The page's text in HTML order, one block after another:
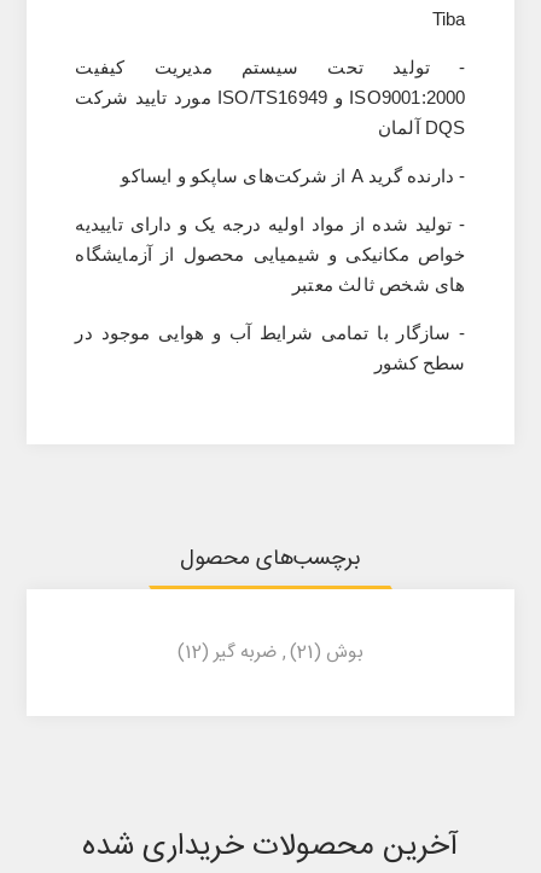
Tiba
- تولید تحت سیستم مدیریت کیفیت
ISO9001:2000 و ISO/TS16949 مورد تایید شرکت
DQS آلمان
- دارنده گریدA از شرکت‌های ساپکو و ایساکو
- تولید شده از مواد اولیه درجه یک و دارای تاییدیه
خواص مکانیکی و شیمیایی محصول از آزمایشگاه
های شخص ثالث معتبر
- سازگار با تمامی شرایط آب‌ و هوایی موجود در
سطح کشور
برچسب‌های محصول
بوش (21)
, ضربه گیر (12)
آخرین محصولات خریداری شده